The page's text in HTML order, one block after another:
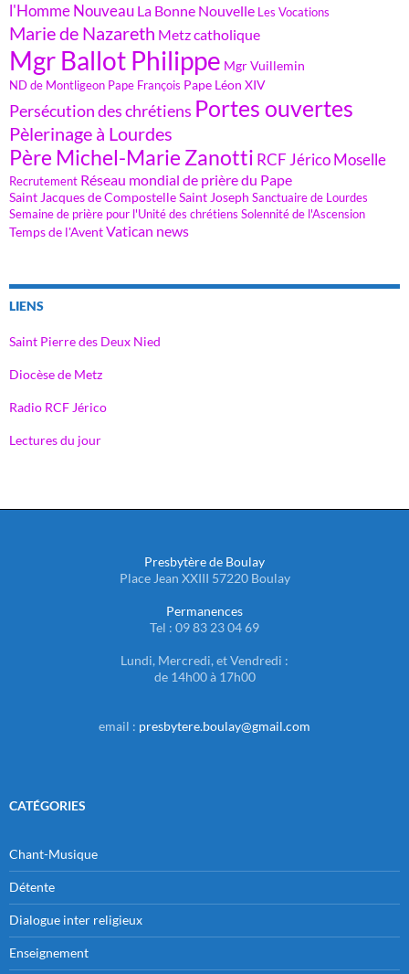
l'Homme Nouveau La Bonne Nouvelle Les Vocations
Marie de Nazareth Metz catholique
Mgr Ballot Philippe Mgr Vuillemin
ND de Montligeon Pape François Pape Léon XIV
Persécution des chrétiens Portes ouvertes
Pèlerinage à Lourdes
Père Michel-Marie Zanotti RCF Jérico Moselle
Recrutement Réseau mondial de prière du Pape
Saint Jacques de CompostelleSaint Joseph Sanctuaire de Lourdes
Semaine de prière pour l'Unité des chrétiens Solennité de l'Ascension
Temps de l'AventVatican news
LIENS
Saint Pierre des Deux Nied
Diocèse de Metz
Radio RCF Jérico
Lectures du jour
Presbytère de Boulay
Place Jean XXIII 57220 Boulay
Permanences
Tel : 09 83 23 04 69
Lundi, Mercredi, et Vendredi :
de 14h00 à 17h00
email : presbytere.boulay@gmail.com
CATÉGORIES
Chant-Musique
Détente
Dialogue inter religieux
Enseignement